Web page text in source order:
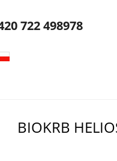
722 498978
BIOKRB